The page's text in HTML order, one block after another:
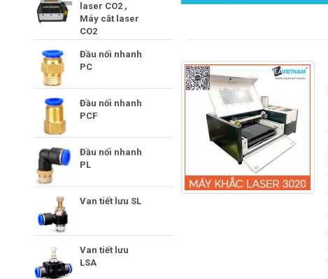
laser CO2 ,
Máy cắt laser
CO2
Đầu nối nhanh
PC
Đầu nối nhanh
PCF
Đầu nối nhanh
PL
Van tiết lưu SL
Van tiết lưu
LSA